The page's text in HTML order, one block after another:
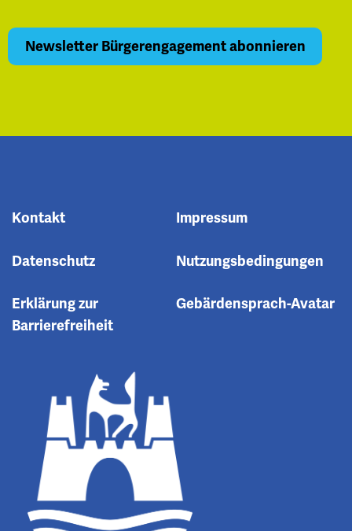
Kontakt Impressum
Datenschutz Nutzungsbedingungen
Erklärung zur
Barrierefreiheit
Gebärdensprach-Avatar